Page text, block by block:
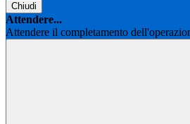
Chiudi
Attendere...
Attendere il completamento